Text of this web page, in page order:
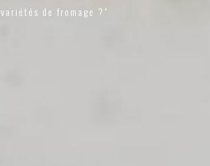
variétés de fromage ?"